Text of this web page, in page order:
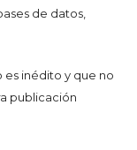
de datos,
inédito y que no
publicación